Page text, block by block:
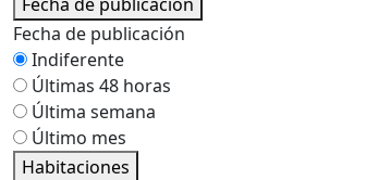
Fecha de publicación
Indiferente
Últimas 48 horas
Última semana
Último mes
Habitaciones